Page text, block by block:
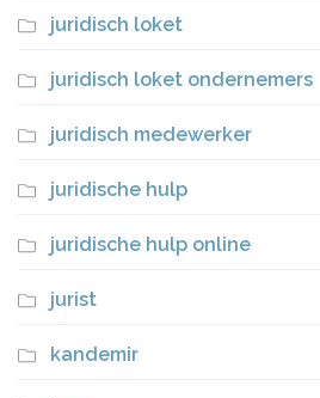
juridisch loket
juridisch loket ondernemers
juridisch medewerker
juridische hulp
juridische hulp online
jurist
kandemir